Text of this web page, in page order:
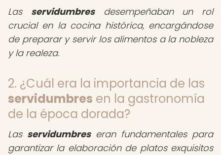
Las servidumbresdesempeñaban un rol
crucial en la cocina histórica, encargándose
de preparar y servir los alimentos a la nobleza
y la realeza.
2. ¿Cuál era la importancia de las
servidumbres en la gastronomía
de la época dorada?
Las servidumbreseran fundamentales para
garantizar la elaboración de platos exquisitos